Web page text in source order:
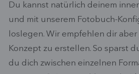
Du kannst natürlich deinem
und mit unserem Fotobuch-
loslegen. Wir empfehlen dir
Konzept zu erstellen. So sparst
du dich zwischen einzelnen